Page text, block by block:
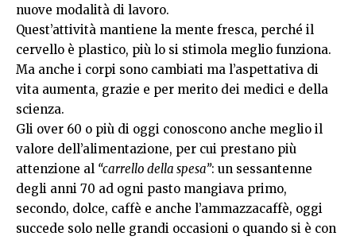
nuove modalità di lavoro.
Quest’attività mantiene la mente fresca, perché il
cervello è plastico, più lo si stimola meglio funziona.
Ma anche i corpi sono cambiati ma l’aspettativa di
vita aumenta, grazie e per merito dei medici e della
scienza.
Gli over 60 o più di oggi conoscono anche meglio il
valore dell’alimentazione, per cui prestano più
attenzione al “carrello della spesa”: un sessantenne
degli anni 70 ad ogni pasto mangiava primo,
secondo, dolce, caffè e anche l’ammazzacaffè, oggi
succede solo nelle grandi occasioni o quando si è con